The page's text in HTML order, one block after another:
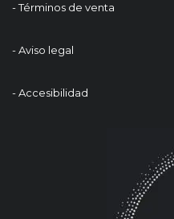
- Términos de venta
- Aviso legal
- Accesibilidad